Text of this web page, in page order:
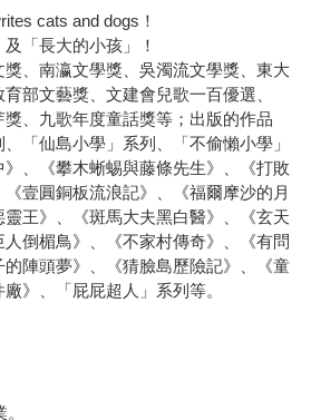
cats and dogs！
「長大的小孩」！
、南瀛文學獎、吳濁流文學獎、東大
部文藝獎、文建會兒歌一百優選、
獎、九歌年度童話獎等；出版的作品
「仙島小學」系列、「不偷懶小學」
、《攀木蜥蜴與藤條先生》、《打敗
壹圓銅板流浪記》、《福爾摩沙的月
王》、《斑馬大夫黑白醫》、《玄天
人倒楣鳥》、《不家村傳奇》、《有問
陣頭夢》、《猜臉島歷險記》、《童
》、「屁屁超人」系列等。